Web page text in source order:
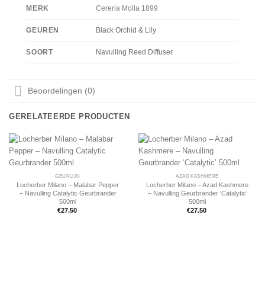
MERK Cereria Molla 1899
GEUREN Black Orchid & Lily
SOORT Navulling Reed Diffuser
Beoordelingen (0)
GERELATEERDE PRODUCTEN
GEURLIJN
Locherber Milano – Malabar Pepper
– Navulling Catalytic Geurbrander
500ml
€27.50
AZAD KASHMERE
Locherber Milano – Azad Kashmere
– Navulling Geurbrander ‘Catalytic’
500ml
€27.50